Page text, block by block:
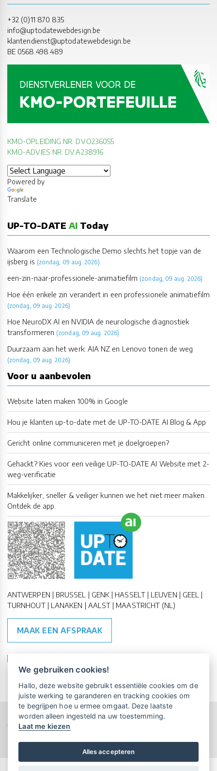
+32 (0)11 870 835
info@uptodatewebdesign.be
klantendienst@uptodatewebdesign.be
BE 0568.498.489
KMO-OPLEIDING NR: DV.O236055
KMO-ADVIES NR: DV.A238916
Powered by
Translate
UP-TO-DATE AI Today
Waarom een Technologische Demo slechts het topje van de
ijsberg is (zondag, 09 aug. 2026)
een-zin-naar-professionele-animatiefilm (zondag, 09 aug. 2026)
Hoe één enkele zin verandert in een professionele animatiefilm
(zondag, 09 aug. 2026)
Hoe NeuroDX AI en NVIDIA de neurologische diagnostiek
transformeren (zondag, 09 aug. 2026)
Duurzaam aan het werk: AIA NZ en Lenovo tonen de weg
(zondag, 09 aug. 2026)
Voor u aanbevolen
Website laten maken 100% in Google
Hou je klanten up-to-date met de UP-TO-DATE AI Blog & App
Gericht online communiceren met je doelgroepen?
Gehackt? Kies voor een veilige UP-TO-DATE AI Website met 2-
weg-verificatie
Makkelijker, sneller & veiliger kunnen we het niet meer maken.
Ontdek de app.
ANTWERPEN | BRUSSEL | GENK | HASSELT | LEUVEN | GEEL |
TURNHOUT | LANAKEN | AALST | MAASTRICHT (NL)
MAAK EEN AFSPRAAK
🇪🇺 🇧🇪
Copyright All Rights Reserved © 2015-2026 UP-TO-DATE
WebDesign
Privacy & Cookies
Locations Algemene Voorwaarden
We gebruiken cookies!
Hallo, deze website gebruikt essentiële cookies om de
juiste werking te garanderen en tracking cookies om
te begrijpen hoe u ermee omgaat. Deze laatste
worden alleen ingesteld na uw toestemming.
Laat me kiezen
Alles accepteren
Vrijblijvende kennismaking?Boek
een persoonlijke demo.
Maandelijks gratis opleidingen